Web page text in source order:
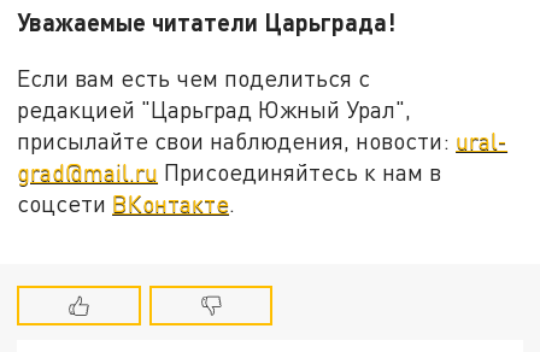
Уважаемые читатели Царьграда!
Если вам есть чем поделиться с
редакцией "Царьград Южный Урал",
присылайте свои наблюдения, новости: ural-
grad@mail.ru Присоединяйтесь к нам в
соцсети ВКонтакте.